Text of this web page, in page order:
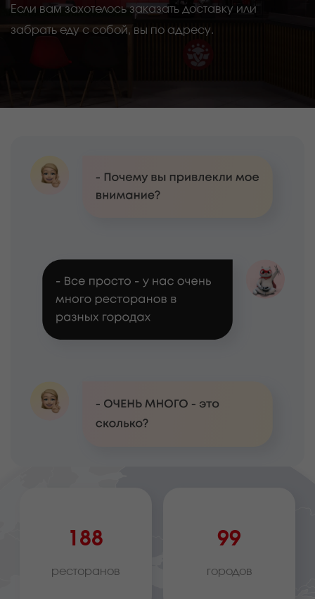
Если вам захотелось заказать доставку или
забрать еду с собой, вы по адресу.
188
ресторанов
99
городов